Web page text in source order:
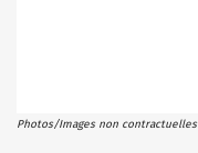
Photos/Images non contractuelles